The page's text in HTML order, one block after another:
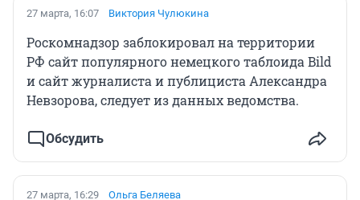
27 марта, 16:07 Виктория Чулюкина
Роскомнадзор заблокировал на территории
РФ сайт популярного немецкого таблоида Bild
и сайт журналиста и публициста Александра
Невзорова, следует из данных ведомства.
Обсудить
27 марта, 16:29 Ольга Беляева